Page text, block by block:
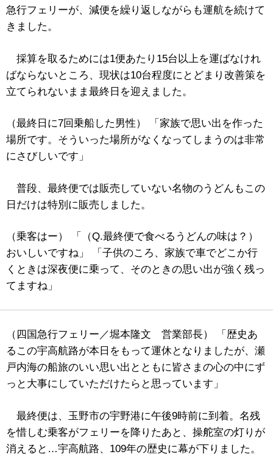
急行フェリーが、減便を繰り返しながらも運航を続けて
きました。
採算を取るためには1便あたり15台以上を運ばなけれ
ばならないところ、現状は10台程度にとどまり改善策を
立てられないまま最終日を迎えました。
（最終日に7回乗船した男性） 「家族で思い出を作った
場所です。そういった場所がなくなってしまうのは非常
にさびしいです」
普段、最終便では販売していない名物のうどんもこの
日だけは特別に販売しました。
（乗客はー） 「（Q.最終便で食べるうどんの味は？）
おいしいですね」 「子供のころ、家族で車でどこか行
くときは深夜便に乗って、そのときの思い出が強く残っ
てますね」
（四国急行フェリー／堀本隆文 営業部長） 「歴史あ
るこの宇高航路が本日をもって運休となりましたが、瀬
戸内海の船旅のいい思い出とともに皆さまの心の中にず
っと大事にしていただけたらと思っています」
最終便は、玉野市の宇野港に午後9時前に到着。名残
を惜しむ乗客がフェリーを降りたあと、操舵室の灯りが
消えると…宇高航路、109年の歴史に幕が下りました。